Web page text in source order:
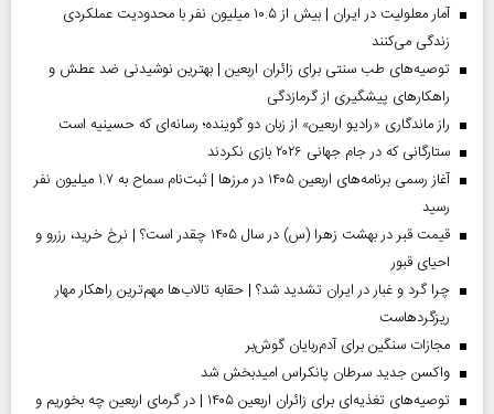
آمار معلولیت در ایران | بیش از ۱۰.۵ میلیون نفر با محدودیت عملکردی
زندگی می‌کنند
توصیه‌های طب سنتی برای زائران اربعین | بهترین نوشیدنی ضد عطش و
راهکارهای پیشگیری از گرمازدگی
راز ماندگاری «رادیو اربعین» از زبان دو گوینده؛ رسانه‌ای که حسینیه است
ستارگانی که در جام جهانی ۲۰۲۶ بازی نکردند
آغاز رسمی برنامه‌های اربعین ۱۴۰۵ در مرز‌ها | ثبت‌نام سماح به ۱.۷ میلیون نفر
رسید
قیمت قبر در بهشت زهرا (س) در سال ۱۴۰۵ چقدر است؟ | نرخ خرید، رزرو و
احیای قبور
چرا گرد و غبار در ایران تشدید شد؟ | حقابه تالاب‌ها مهم‌ترین راهکار مهار
ریزگردهاست
مجازات سنگین برای آدم‌ربایان گوش‌بر
واکسن جدید سرطان پانکراس امیدبخش شد
توصیه‌های تغذیه‌ای برای زائران اربعین ۱۴۰۵ | در گرمای اربعین چه بخوریم و